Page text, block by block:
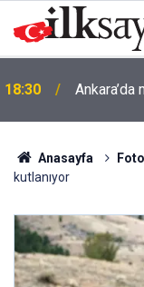
18:30 Ankara’da
Anasayfa
kutlanıyor